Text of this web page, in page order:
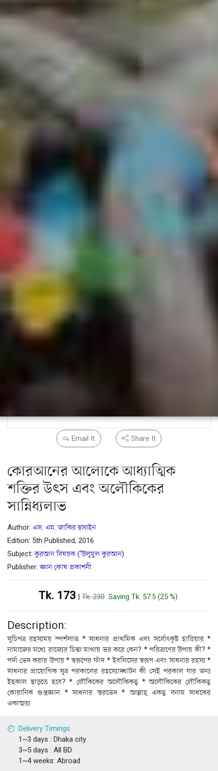
Email It Share It
কোরআনের আলোকে আধ্যাত্মিক
শক্তির উৎস এবং অলৌকিকের
সান্নিধ্যলাভ
Author: এস. এম. জাকির হুসাইন
Edition: 5th Published, 2016
Subject:কুরআন বিষয়ক ('উলূমুল কুরআন)
Publisher:জ্ঞান কোষ প্রকাশনী
Tk. 173 |Tk. 230 Saving Tk. 57.5 (25 %)
Description:
সূচিপত্র রহস্যময় স্পর্শলাভ * সাধনার প্রাথমিক এবং সর্বোৎকৃষ্ট হাতিয়ার *
নামাজের মধ্যে রাজ্যের চিন্তা মাথায় ভর করে কেন? * পরিত্রাণের উপায় কী? *
পর্দা ভেদ করার উপায় * স্বরূপের ফাঁদ * ইবলিসের স্বরূপ এবং সাধনার রহস্য *
সাধনার প্রায়োগিক সূত্র পরকালের রহস্যোদ্ঘাটন কী সেই পরকাল যার জন্য
ইহকাল ছাড়তে হবে? * লৌকিকের অলৌকিকত্ব * অলৌকিকের লৌকিকত্ব
কোরানিক গুপ্তজ্ঞান * সাধনার স্তরভেদ * আল্লাহ্ একত্ব বনাম সাধকের
একাত্মতা
Delivery Timings
1~3 days : Dhaka city
3~5 days : All BD
1~4 weeks: Abroad